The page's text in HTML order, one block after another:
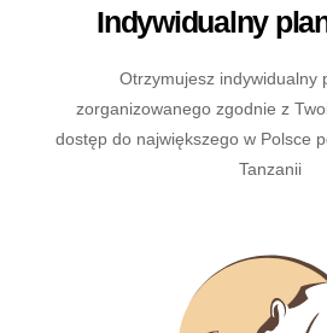
Indywidualny
Otrzymujesz indywidualny
zorganizowanego zgodnie z
dostęp do największego w Polsce
Tanzanii